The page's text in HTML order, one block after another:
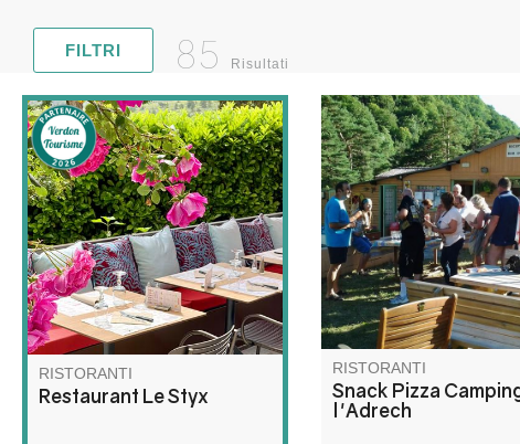
FILTRI 85 Risultati
A La Palud-sur-Verdon,
all'uscita della strada delle
Crêtes, la Brasserie le Styx è
un must.
RISTORANTI
Restaurant Le Styx
Lo snack bar Adrech è
tutti, sia ai clienti del
campeggio che a quelli
Potrete rilassarvi in
sulle rive del Verdon, con
accesso privato al fiume.
RISTORANTI
Snack Pizza
l'Adrech